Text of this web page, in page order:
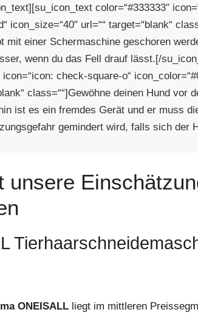
color=“#333333″
icon_size=“40″ url=““ target=“blank“
mit einer Schermaschine geschoren
wenn du das Fell drauf lässt.[/
check-square-o“
class=““]Gewöhne deinen Hund vor
ist es ein fremdes Gerät und er muss
gemindert wird, falls sich der
unsere
ONEISALL liegt im mittleren